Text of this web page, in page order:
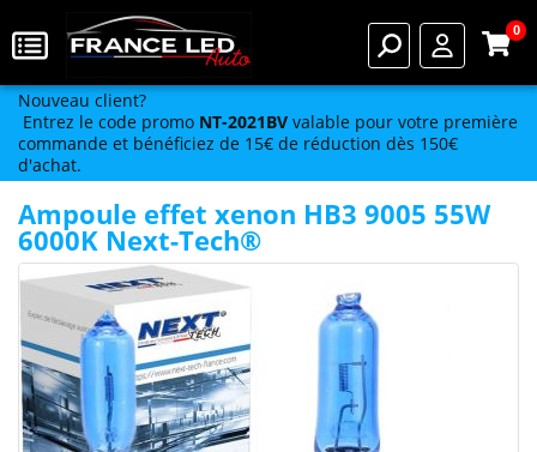
0
Nouveau client?
Entrez le code promo NT-2021BV valable pour votre première
commande et bénéficiez de 15€ de réduction dès 150€
d'achat.
Ampoule effet xenon HB3 9005 55W
6000K Next-Tech®